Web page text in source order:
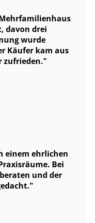
davon drei
wurde
Käufer kam aus
zufrieden.
einem ehrlichen
Bei
und der